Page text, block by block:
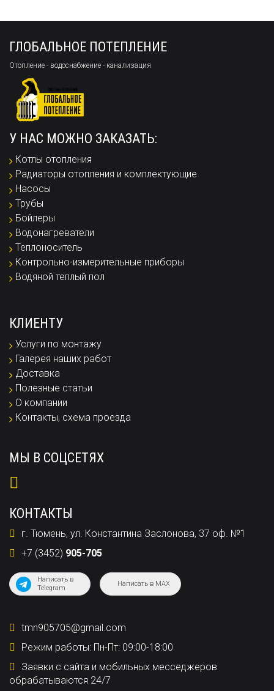
ГЛОБАЛЬНОЕ ПОТЕПЛЕНИЕ
Отопление - водоснабжение - канализация
У НАС МОЖНО ЗАКАЗАТЬ:
Котлы отопления
Радиаторы отопления и комплектующие
Насосы
Трубы
Бойлеры
Водонагреватели
Теплоноситель
Контрольно-измерительные приборы
Водяной теплый пол
КЛИЕНТУ
Услуги по монтажу
Галерея наших работ
Доставка
Полезные статьи
О компании
Контакты, схема проезда
МЫ В СОЦСЕТЯХ
КОНТАКТЫ
г. Тюмень, ул. Константина Заслонова, 37 оф. №1
+7 (3452) 905-705
Написать в
Telegram
Написать в MAX
tmn905705@gmail.com
Режим работы: Пн-Пт: 09:00-18:00
Заявки с сайта и мобильных месседжеров
обрабатываются 24/7